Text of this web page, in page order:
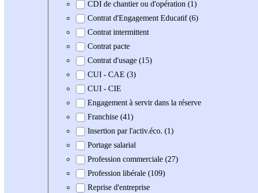
CDI de chantier ou d'opération (1)
Contrat d'Engagement Educatif (6)
Contrat intermittent
Contrat pacte
Contrat d'usage (15)
CUI - CAE (3)
CUI - CIE
Engagement à servir dans la réserve
Franchise (41)
Insertion par l'activ.éco. (1)
Portage salarial
Profession commerciale (27)
Profession libérale (109)
Reprise d'entreprise